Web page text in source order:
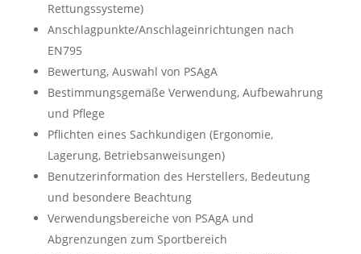
Rettungssysteme)
Anschlagpunkte/Anschlageinrichtungen nach
EN795
Bewertung, Auswahl von PSAgA
Bestimmungsgemäße Verwendung, Aufbewahrung
und Pflege
Pflichten eines Sachkundigen (Ergonomie,
Lagerung, Betriebsanweisungen)
Benutzerinformation des Herstellers, Bedeutung
und besondere Beachtung
Verwendungsbereiche von PSAgA und
Abgrenzungen zum Sportbereich